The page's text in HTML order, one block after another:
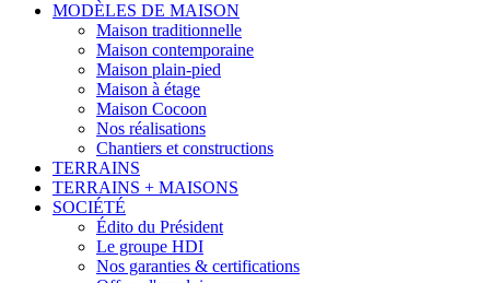
MODÈLES DE MAISON
Maison traditionnelle
Maison contemporaine
Maison plain-pied
Maison à étage
Maison Cocoon
Nos réalisations
Chantiers et constructions
TERRAINS
TERRAINS + MAISONS
SOCIÉTÉ
Édito du Président
Le groupe HDI
Nos garanties & certifications